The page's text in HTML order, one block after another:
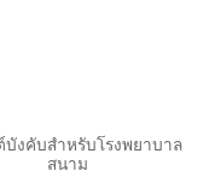
งคับสำหรับโรงพยาบาล
สนาม